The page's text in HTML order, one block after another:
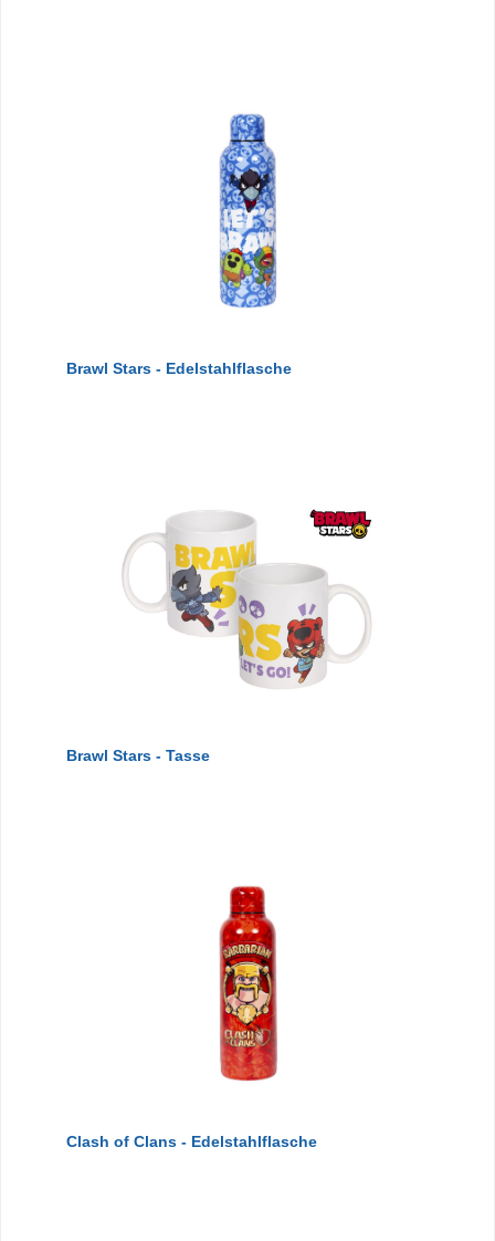
Brawl Stars - Edelstahlflasche
Brawl Stars - Tasse
Clash of Clans - Edelstahlflasche